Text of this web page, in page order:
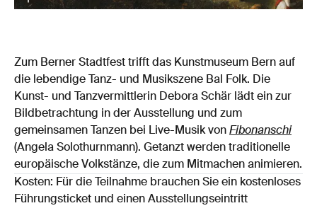
Zum Berner Stadtfest trifft das Kunstmuseum Bern auf
die lebendige Tanz- und Musikszene Bal Folk. Die
Kunst- und Tanzvermittlerin Debora Schär lädt ein zur
Bildbetrachtung in der Ausstellung und zum
gemeinsamen Tanzen bei Live-Musik von Fibonanschi
(Angela Solothurnmann). Getanzt werden traditionelle
europäische Volkstänze, die zum Mitmachen animieren.
Kosten: Für die Teilnahme brauchen Sie ein kostenloses
Führungsticket und einen Ausstellungseintritt